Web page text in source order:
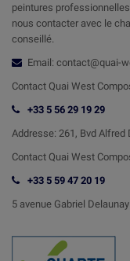
peintures
nous contacter avec le
conseillé.
Email: contact@quai-
Contact Quai West
+33 5 56 29 19 29
Addresse: 261, Bvd Alfred
Contact Quai West
+33 5 59 47 20 19
5 avenue Gabriel Delaunay